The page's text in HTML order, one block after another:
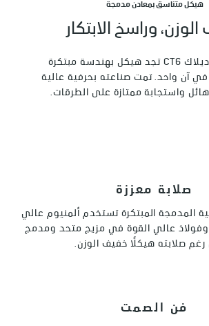
هيكل متناسق بمعادن مدمجة
وراسخ الابتكار
في صلب كاديلاك CT6 تجد هيكل بهندسة مبتكرة
آن واحد. تمت صناعته بحرفية عالية
واستجابة ممتازة على الطرقات.
صلابة معززة
المدمجة المبتكرة تستخدم ألمنيوم عالي
الضغط بمعيار 13 وفولاذ عالي القوة في مزيج متحد ومدمج
صلابته هيكلاً خفيف الوزن.
فن الصمت